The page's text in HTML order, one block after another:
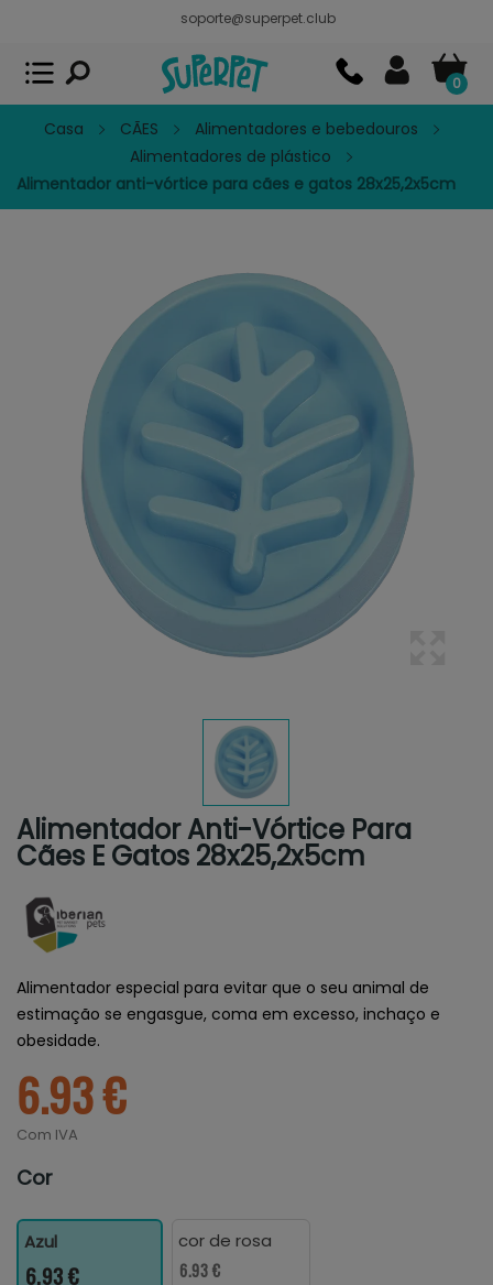
soporte@superpet.club
0
Casa CÃES
Alimentadores e bebedouros
Alimentadores de plástico
Alimentador anti-vórtice para cães e gatos 28x25,2x5cm
Alimentador Anti-Vórtice Para
Cães E Gatos 28x25,2x5cm
Alimentador especial para evitar que o seu animal de
estimação se engasgue, coma em excesso, inchaço e
obesidade.
6.93 €
Com IVA
Cor
Azul
6.93 €
cor de rosa
6.93 €
Superpet, comida para mascotas
APP GRATIS - En Google Play